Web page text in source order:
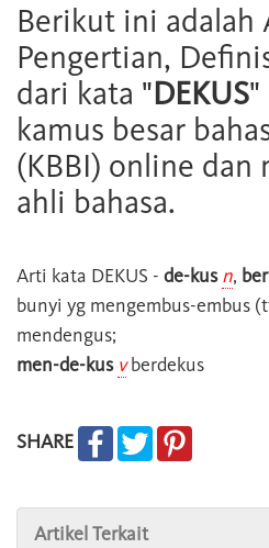
Berikut ini adalah
Pengertian,
dari kata "DEKUS"
kamus besar
(KBBI) online dan
ahli bahasa.
Arti kata DEKUS - de-kus n,
bunyi yg mengembus-embus
mendengus;
men-de-kus vberdekus
SHARE
Artikel Terkait